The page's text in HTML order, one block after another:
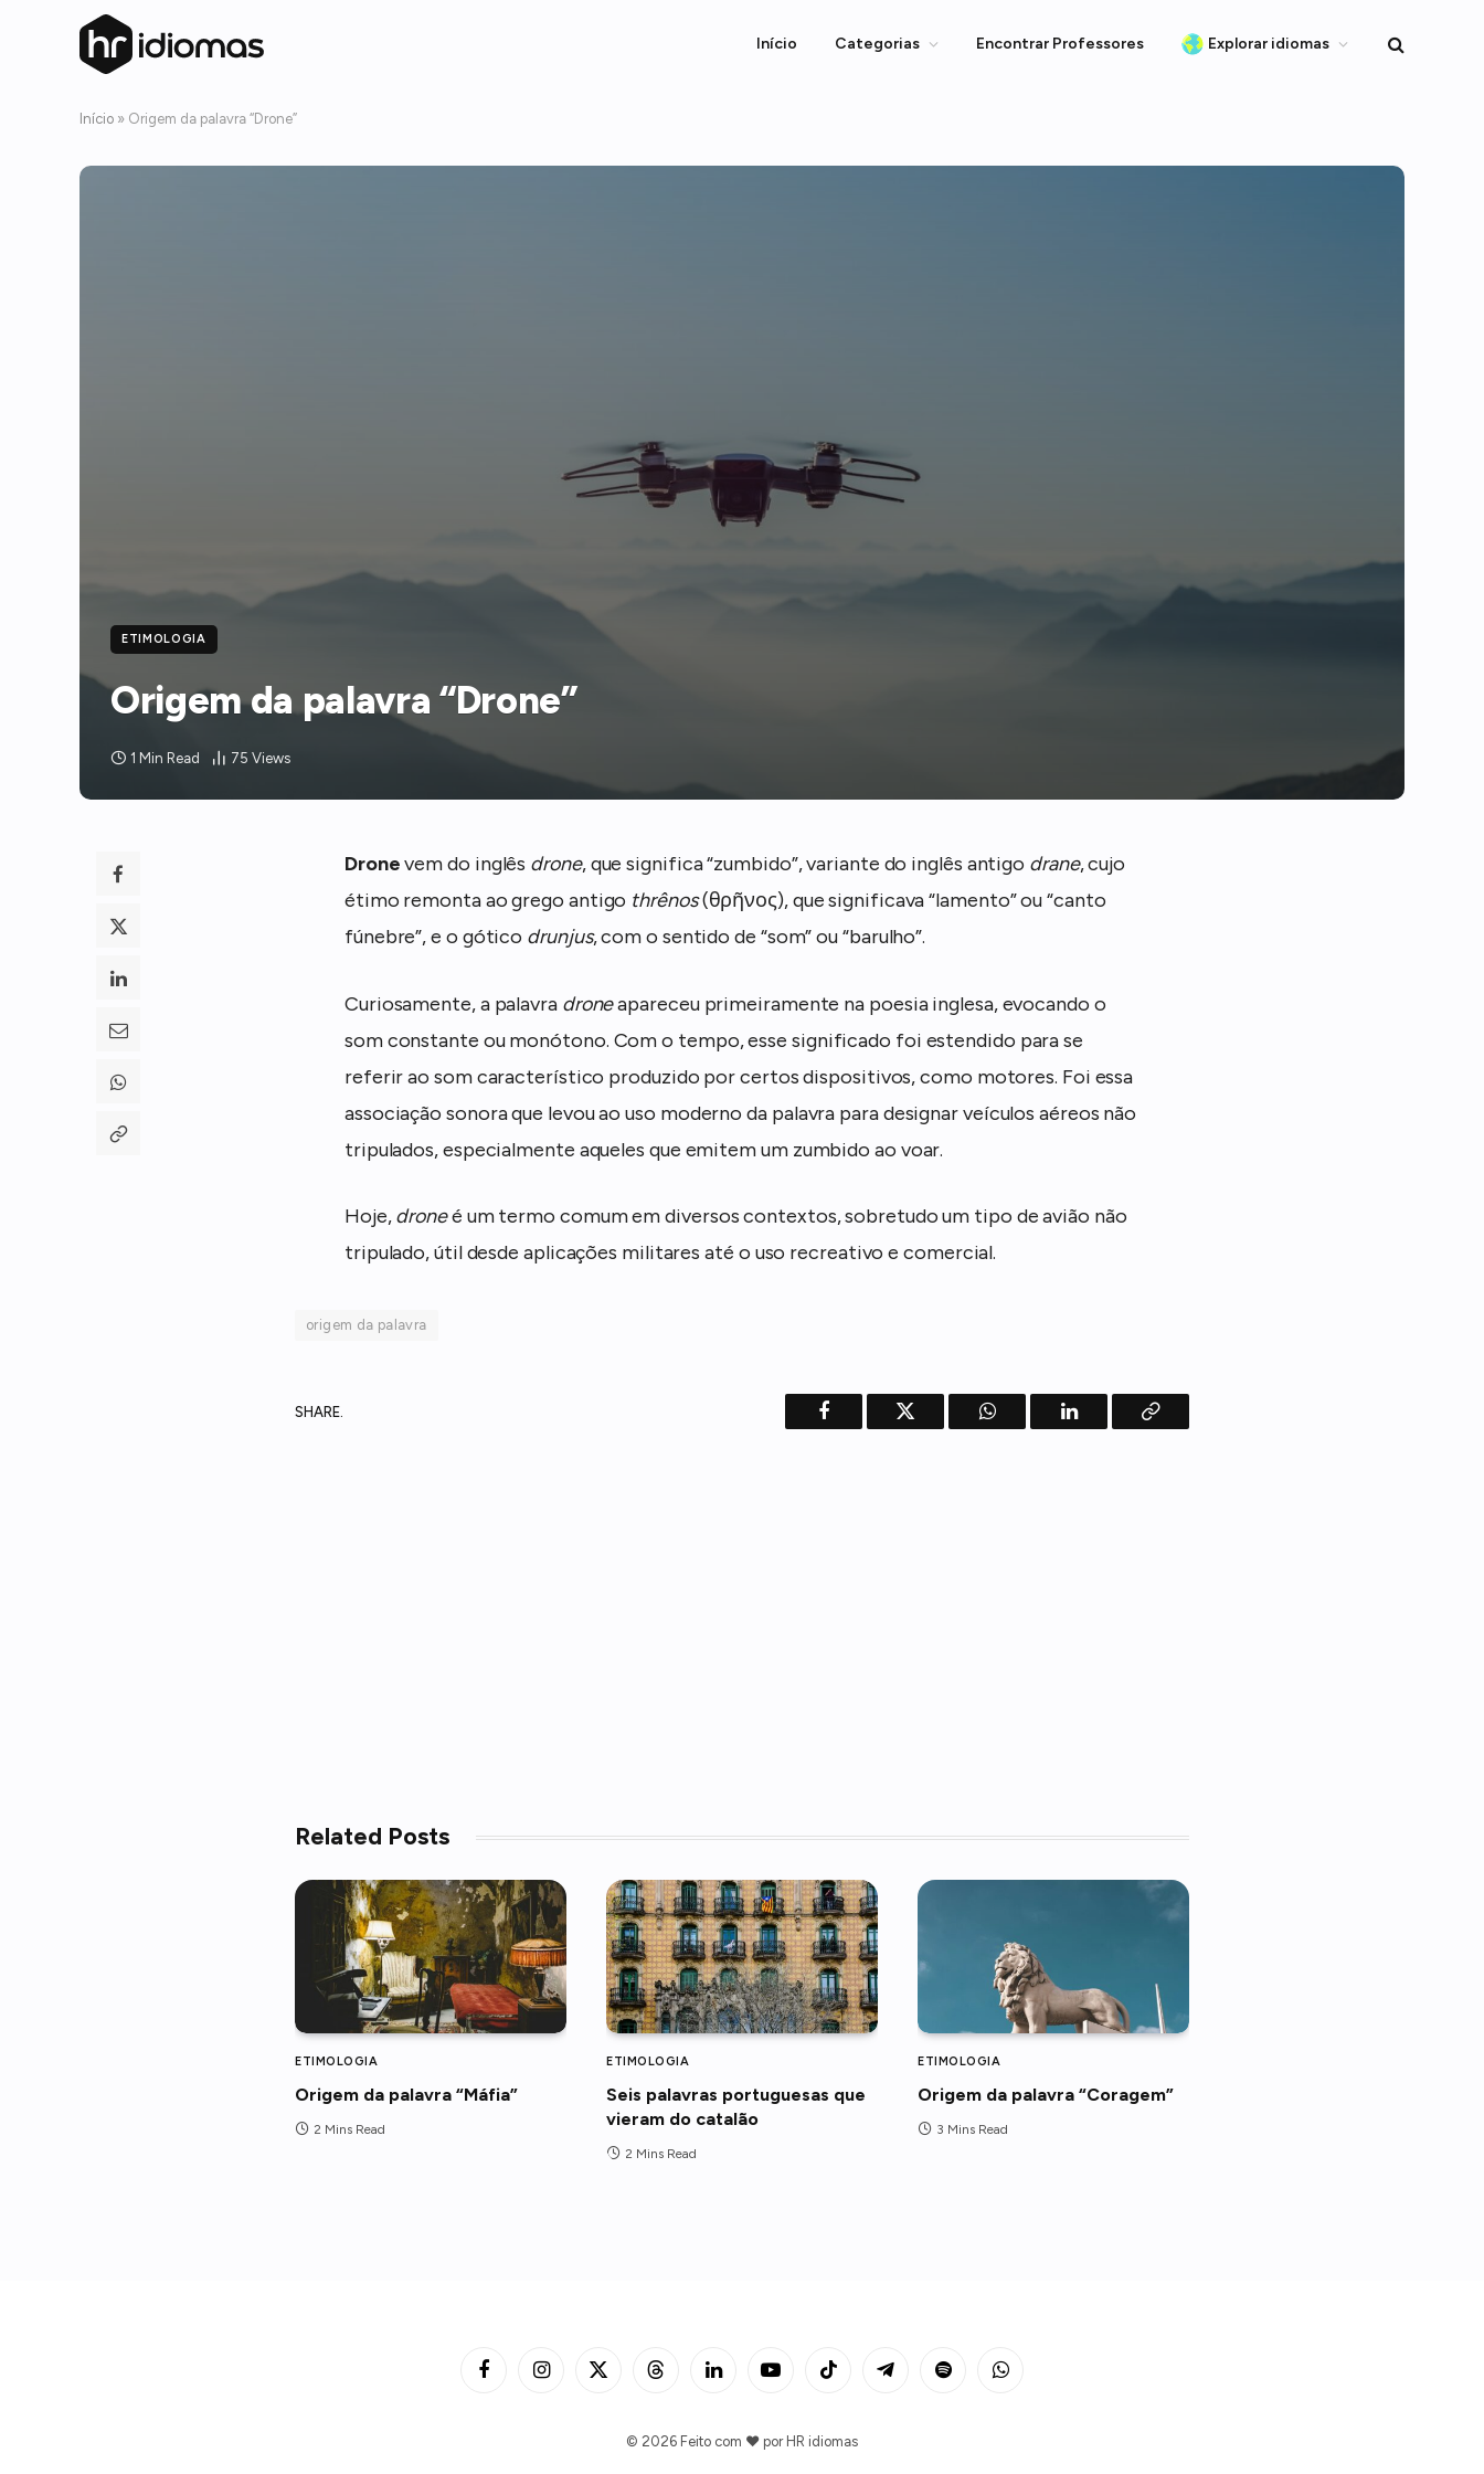
Início Categorias Encontrar Professores Explorar idiomas
Início » Origem da palavra “Drone”
ETIMOLOGIA
Origem da palavra “Drone”
1 Min Read 75 Views
Dronevem do inglês drone, que significa “zumbido”, variante do inglês antigo drane, cujo
étimo remonta ao grego antigo thrênos(θρῆνος), que significava “lamento” ou “canto
fúnebre”, e o gótico drunjus, com o sentido de “som” ou “barulho”.
Curiosamente, a palavra droneapareceu primeiramente na poesia inglesa, evocando o
som constante ou monótono. Com o tempo, esse significado foi estendido para se
referir ao som característico produzido por certos dispositivos, como motores. Foi essa
associação sonora que levou ao uso moderno da palavra para designar veículos aéreos não
tripulados, especialmente aqueles que emitem um zumbido ao voar.
Hoje,droneé um termo comum em diversos contextos, sobretudo um tipo de avião não
tripulado, útil desde aplicações militares até o uso recreativo e comercial.
origem da palavra
SHARE.
Facebook Twitter WhatsAppLinkedIn Copy
Related Posts
ETIMOLOGIA
Origem da palavra “Máfia”
2 Mins Read
ETIMOLOGIA
Seis palavras portuguesas que
vieram do catalão
2 Mins Read
ETIMOLOGIA
Origem da palavra “Coragem”
3 Mins Read
FacebookInstagramX
Threads LinkedIn YouTubeTikTok TelegramSpotify WhatsApp
© 2026 Feito com ❤️ por HR idiomas